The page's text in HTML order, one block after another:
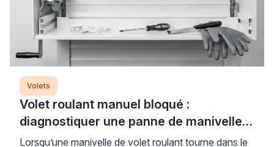
Volets
Volet roulant manuel bloqué :
diagnostiquer une panne de manivelle
ou de treuil
Lorsqu’une manivelle de volet roulant tourne dans le